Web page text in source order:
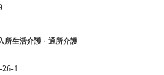
所生活介護 ・ 通所介護
1